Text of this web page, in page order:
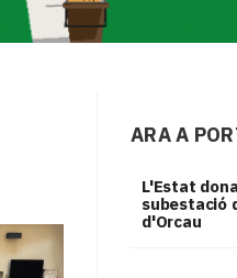
ARA A
L'Estat
subestació
d'Orcau